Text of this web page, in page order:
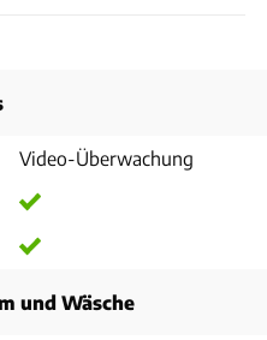
Video-Überwachung
und Wäsche